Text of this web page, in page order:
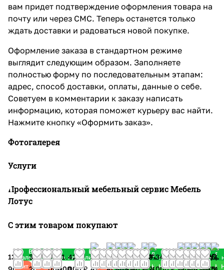
вам придет подтверждение оформления товара на
почту или через СМС. Теперь останется только
ждать доставки и радоваться новой покупке.
Оформление заказа в стандартном режиме
выглядит следующим образом. Заполняете
полностью форму по последовательным этапам:
адрес, способ доставки, оплаты, данные о себе.
Советуем в комментарии к заказу написать
информацию, которая поможет курьеру вас найти.
Нажмите кнопку «Оформить заказ».
Фотогалерея
Услуги
Профессиональный мебельный сервис Мебель
Лотус
С этим товаром покупают
В
наличии
Хит
132
В
наличии
Хит
317
наличии
94
В
наличии
113
В
наличии
429
В наличии
Хит
245
В наличии
Распродажа
68
В наличии
Распродажа
79
В наличии
Новинка
47
В наличии
Новинка
70
В наличии
Новинка
298
В наличии
Новинка
282
В
наличии
Новинка
37
В
наличии
346
В наличии
Новинка
218
В наличии
Новинка
106
В
14369
В
8560